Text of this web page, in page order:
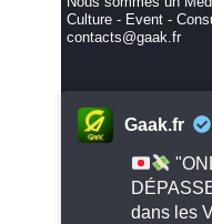
Culture - Event -
contacts@gaak.fr
Gaak.fr
dans les